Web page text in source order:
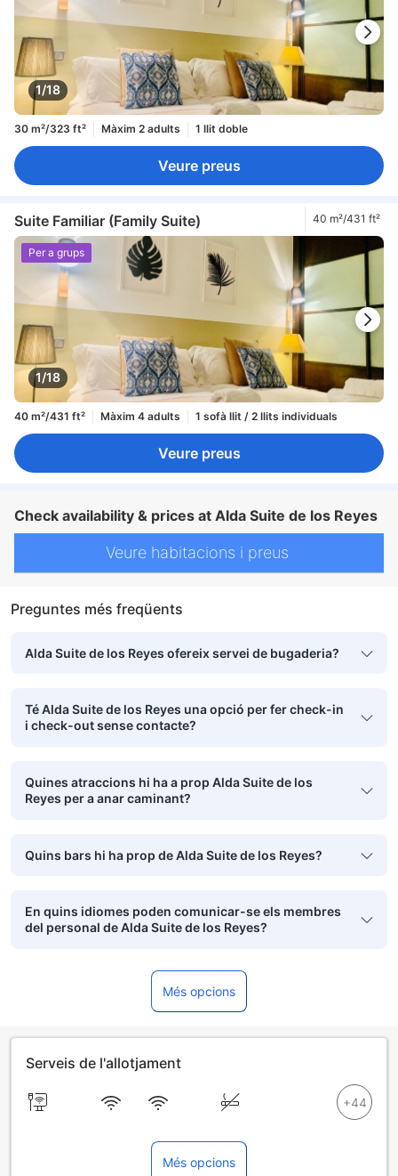
1/18
30 m²/323 ft² Màxim 2 adults 1 llit doble
Veure preus
Suite Familiar (Family Suite) 40 m²/431 ft²
1/18
Per a grups
40 m²/431 ft² Màxim 4 adults 1 sofà llit / 2 llits individuals
Veure preus
Check availability & prices at Alda Suite de los Reyes
Veure habitacions i preus
Preguntes més freqüents
Alda Suite de los Reyes ofereix servei de bugaderia?
Té Alda Suite de los Reyes una opció per fer check-in
i check-out sense contacte?
Quines atraccions hi ha a prop Alda Suite de los
Reyes per a anar caminant?
Quins bars hi ha prop de Alda Suite de los Reyes?
En quins idiomes poden comunicar-se els membres
del personal de Alda Suite de los Reyes?
Més opcions
Serveis de l'allotjament
Més opcions